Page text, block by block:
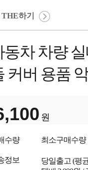
THE하기
동차 차량
커버 용품
원
수량 최소구매수량
정보 당일출고 (평